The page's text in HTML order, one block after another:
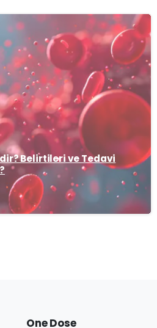
-
Belirtileri ve Tedavi
OneDose